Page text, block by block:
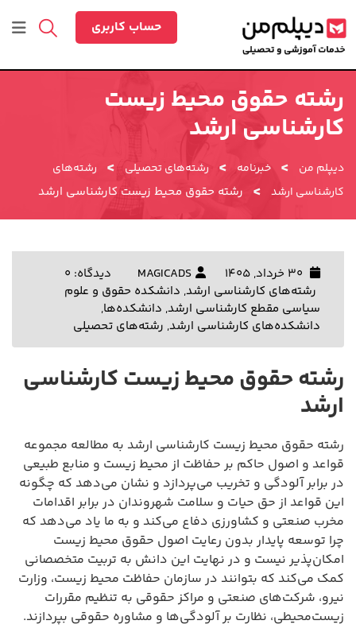
به
محتوا
حساب کاربری
رشته حقوق محیط زیست
کارشناسی ارشد
دیپلم من > خبرنامه > رشته‌های تحصیلی >
رشته‌های
کارشناسی ارشد > رشته حقوق محیط زیست کارشناسی ارشد
MAGICADS
دیدگاه: 0
رشته‌های کارشناسی ارشد, دانشکده حقوق و علوم
سیاسی مقطع کارشناسی ارشد, دانشکده‌ها,
دانشکده‌های کارشناسی ارشد, رشته‌های تحصیلی
رشته حقوق محیط زیست کارشناسی
ارشد
رشته حقوق محیط زیست کارشناسی ارشد به مطالعه مجموعه
قواعد و اصول حاکم بر حفاظت از محیط زیست و منابع طبیعی
در برابر آلودگی و تخریب می‌پردازد و نشان می‌دهد که چگونه
این قواعد از حق حیات و سلامت شهروندان در برابر اقدامات
مخرب صنعتی و کشاورزی دفاع می‌کند و به ما یاد می‌دهد که
چرا توسعه پایدار بدون رعایت اصول حقوق محیط زیست
امکان‌پذیر نیست و در نهایت این دانش به تربیت متخصصانی
کمک می‌کند که بتوانند در سازمان حفاظت محیط زیست، وزارت
نیرو، شرکت‌های صنعتی و مراکز حقوقی به تنظیم مقررات
زیست‌محیطی، نظارت بر آلودگی‌ها و مشاوره حقوقی بپردازند.